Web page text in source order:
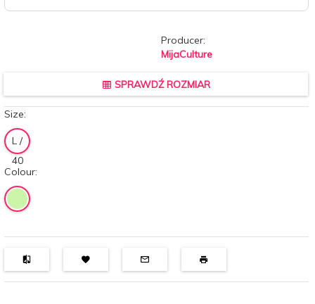
Producer:
MijaCulture
SPRAWDŹ ROZMIAR
Size:
L /
40
Colour: